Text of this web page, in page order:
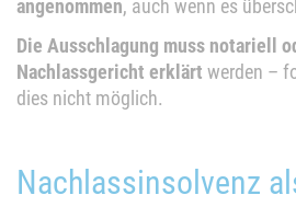
angenommen, auch wenn es
Die Ausschlagung muss notariell
Nachlassgericht erklärt werden –
dies nicht möglich.
Nachlassinsolvenz